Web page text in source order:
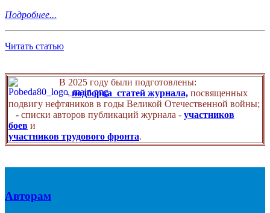
Подробнее...
Читать статью
В 2025 году были подготовлены:
- подборка статей журнала, посвященных
подвигу нефтяников в годы Великой Отечественной войны;
- списки авторов публикаций журнала - участников
боев и
участников трудового фронта.
Авторам